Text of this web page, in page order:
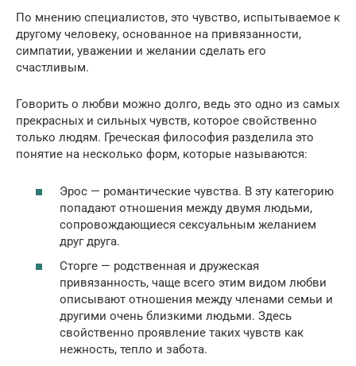
По мнению специалистов, это чувство, испытываемое к
другому человеку, основанное на привязанности,
симпатии, уважении и желании сделать его
счастливым.
Говорить о любви можно долго, ведь это одно из самых
прекрасных и сильных чувств, которое свойственно
только людям. Греческая философия разделила это
понятие на несколько форм, которые называются:
Эрос — романтические чувства. В эту категорию
попадают отношения между двумя людьми,
сопровождающиеся сексуальным желанием
друг друга.
Сторге — родственная и дружеская
привязанность, чаще всего этим видом любви
описывают отношения между членами семьи и
другими очень близкими людьми. Здесь
свойственно проявление таких чувств как
нежность, тепло и забота.